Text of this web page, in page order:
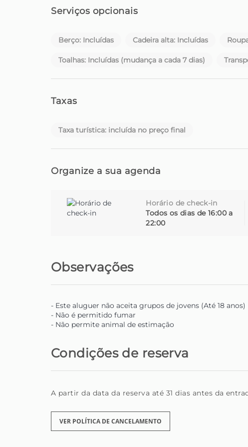
Homie - A sua casa longe de casa, na bela ilha da
Serviços opcionais
Berço: Incluídas Cadeira alta: Incluídas
Toalhas: Incluídas (mudança a cada 7 dias)
Taxas
Taxa turística: incluída no preço final
Organize a sua agenda
Horário de check-in
Todos os dias de 16:00 a
22:00
Observações
- Este aluguer não aceita grupos de jovens (Até 18 anos)
- Não é permitido fumar
- Não permite animal de estimação
Condições de reserva
A partir da data da reserva até 31 dias antes da
VER POLÍTICA DE CANCELAMENTO